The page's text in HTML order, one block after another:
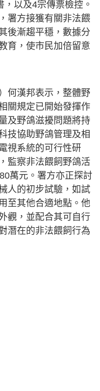
以及4宗傳票檢控。
署方接獲有關非法餵
後漸趨平穩，數據分
育，使市民加倍留意
何漢邦表示，整體野
關規定已開始發揮作
及野鴿滋擾問題將持
技協助野鴿管理及相
視系統的可行性研
監察非法餵飼野鴿活
萬元。署方亦正探討
人的初步試驗，如試
至其他合適地點。他
觀，並配合其可自行
潛在的非法餵飼行為